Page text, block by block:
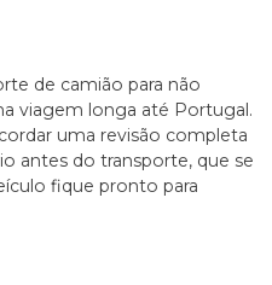
de camião para não
viagem longa até Portugal.
uma revisão completa
antes do transporte, que se
fique pronto para